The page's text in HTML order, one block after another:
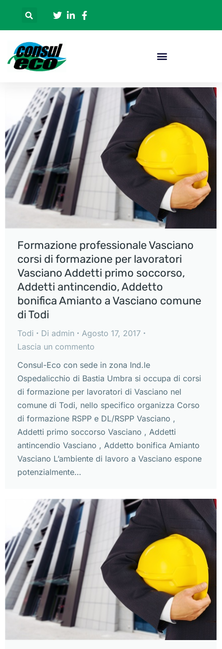
Formazione professionale Vasciano
corsi di formazione per lavoratori
Vasciano Addetti primo soccorso,
Addetti antincendio, Addetto
bonifica Amianto a Vasciano comune
di Todi
Todi Di admin
Agosto 17, 2017
Lascia un commento
Consul-Eco con sede in zona Ind.le
Ospedalicchio di Bastia Umbra si occupa di corsi
di formazione per lavoratori di Vasciano nel
comune di Todi, nello specifico organizza Corso
di formazione RSPP e DL/RSPP Vasciano ,
Addetti primo soccorso Vasciano , Addetti
antincendio Vasciano , Addetto bonifica Amianto
Vasciano L’ambiente di lavoro a Vasciano espone
potenzialmente…